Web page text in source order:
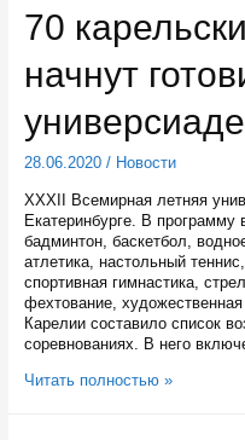
70
начнут
28.06.2020/ Новости
ХХХII Всемирная летняя
Екатеринбурге. В программу
бадминтон, баскетбол,
атлетика, настольный
спортивная гимнастика,
фехтование,
Карелии составило список
соревнованиях. В него
70
Читать полностью »